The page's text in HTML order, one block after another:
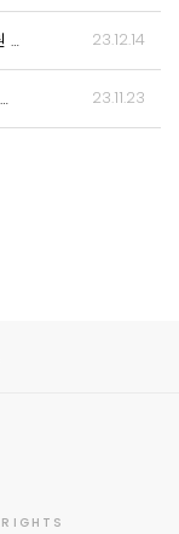
[리봄뉴스] 세종세무서 내방, 세무직원 K-뷰티 생산현장 및 안면인식 체험실시! 23.12.14
주사랑교회로 기부한 손소독제, 아산 온양6동 행복키움에 손소독제 후원 23.11.23